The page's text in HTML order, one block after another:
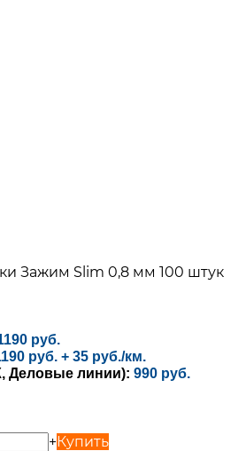
Зажим Slim 0,8 мм 100 штук
руб.
руб. + 35 руб./км.
Деловые линии): 990 руб.
+Купить